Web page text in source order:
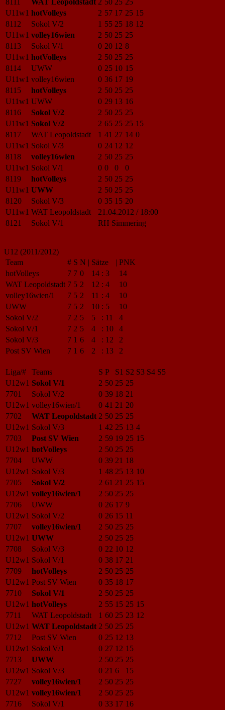
8111 WAT Leopoldstadt 2 50 25 25
U11w1 hotVolleys 2 57 17 25 15
8112
Sokol V/2 1 55 25 18 12
U11w1 volley16wien 2 50 25 25
8113
Sokol V/1 0 20 12 8
U11w1 hotVolleys 2 50 25 25
8114
UWW 0 25 10 15
U11w1 volley16wien 0 36 17 19
8115
hotVolleys 2 50 25 25
U11w1 UWW 0 29 13 16
8116
Sokol V/2 2 50 25 25
U11w1 Sokol V/2 2 65 25 25 15
8117
WAT Leopoldstadt 1 41 27 14 0
U11w1 Sokol V/3 0 24 12 12
8118
volley16wien 2 50 25 25
U11w1 Sokol V/1 0 0 0
0
8119
hotVolleys 2 50 25 25
U11w1 UWW 2 50 25 25
8120
Sokol V/3 0 35 15 20
U11w1 WAT Leopoldstadt
21.04.2012 / 18:00
8121
Sokol V/1 RH Simmering
U12 (2011/2012)
Team
# S N | Sätze | PNK
hotVolleys
7 7 0 14 : 3
14
WAT Leopoldstadt 7 5 2 12 : 4
10
volley16wien/1
7 5 2 11 : 4
10
UWW
7 5 2 10 : 5
10
Sokol V/2
7 2 5 5 : 11
4
Sokol V/1
7 2 5 4 : 10
4
Sokol V/3
7 1 6 4 : 12
2
Post SV Wien
7 1 6 2 : 13 2
Liga/# Teams S P S1 S2 S3 S4 S5
U12w1 Sokol V/1 2 50 25 25
7701
Sokol V/2 0 39 18 21
U12w1 volley16wien/1 0 41 21 20
7702
WAT Leopoldstadt 2 50 25 25
U12w1 Sokol V/3 1 42 25 13 4
7703
Post SV Wien 2 59 19 25 15
U12w1 hotVolleys 2 50 25 25
7704
UWW 0 39 21 18
U12w1 Sokol V/3 1 48 25 13 10
7705
Sokol V/2 2 61 21 25 15
U12w1 volley16wien/1 2 50 25 25
7706
UWW 0 26 17 9
U12w1 Sokol V/2 0 26 15 11
7707
volley16wien/1 2 50 25 25
U12w1 UWW 2 50 25 25
7708
Sokol V/3 0 22 10 12
U12w1 Sokol V/1 0 38 17 21
7709
hotVolleys 2 50 25 25
U12w1 Post SV Wien 0 35 18 17
7710
Sokol V/1 2 50 25 25
U12w1 hotVolleys 2 55 15 25 15
7711
WAT Leopoldstadt 1 60 25 23 12
U12w1 WAT Leopoldstadt 2 50 25 25
7712
Post SV Wien 0 25 12 13
U12w1 Sokol V/1 0 27 12 15
7713
UWW 2 50 25 25
U12w1 Sokol V/3 0 21 6
15
7727
volley16wien/1 2 50 25 25
U12w1 volley16wien/1 2 50 25 25
7716
Sokol V/1 0 33 17 16